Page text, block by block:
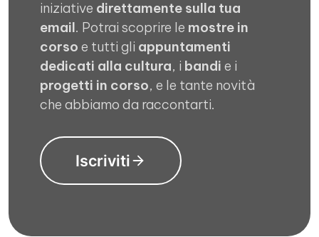
iniziative direttamente sulla tua
email. Potrai scoprire le mostre in
corso e tutti gli appuntamenti
dedicati alla cultura, i bandi e i
progetti in corso, e le tante novità
che abbiamo da raccontarti.
Iscriviti